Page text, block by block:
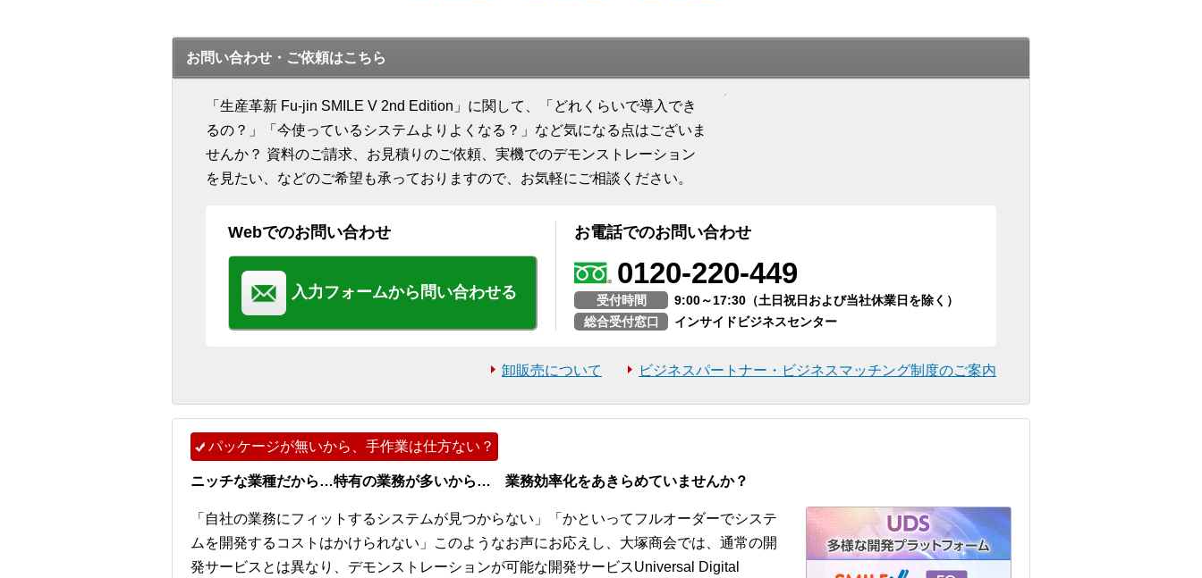
お問い合わせ・ご依頼はこちら
「生産革新 Fu-jin SMILE V 2nd Edition」に関して、「どれくらいで導入でき
るの？」「今使っているシステムよりよくなる？」など気になる点はございま
せんか？ 資料のご請求、お見積りのご依頼、実機でのデモンストレーション
を見たい、などのご希望も承っておりますので、お気軽にご相談ください。
Webでのお問い合わせ
入力フォームから問い合わせる
お電話でのお問い合わせ
0120-220-449
受付時間
9:00～17:30（土日祝日および当社休業日を除く）
総合受付窓口
インサイドビジネスセンター
卸販売について ビジネスパートナー・ビジネスマッチング制度のご案内
パッケージが無いから、手作業は仕方ない？
ニッチな業種だから…特有の業務が多いから… 業務効率化をあきらめていませんか？
「自社の業務にフィットするシステムが見つからない」「かといってフルオーダーでシステ
ムを開発するコストはかけられない」このようなお声にお応えし、大塚商会では、通常の開
発サービスとは異なり、デモンストレーションが可能な開発サービスUniversal Digital